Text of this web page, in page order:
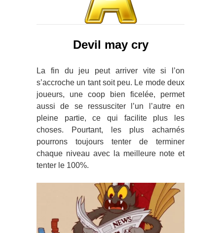
Devil may cry
La fin du jeu peut arriver vite si l’on
s’accroche un tant soit peu. Le mode deux
joueurs, une coop bien ficelée, permet
aussi de se ressusciter l’un l’autre en
pleine partie, ce qui facilite plus les
choses. Pourtant, les plus acharnés
pourrons toujours tenter de terminer
chaque niveau avec la meilleure note et
tenter le 100%.